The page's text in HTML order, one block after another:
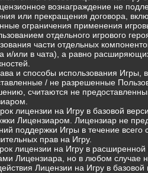
вознаграждение не
или прекращения договора,
ограничения применения
отдельного игрового
части отдельных
и/или в чата), а равно
и способы использования Игры,
/ не разрешенные
считаются не
лицензии на Игру в базовой
Лицензиаром. Лицензиар не
поддержки Игры в течение всего
прав на Игру.
лицензии на Игру в расширенной
Лицензиара, но в любом случае
Лицензии на Игру в базовой